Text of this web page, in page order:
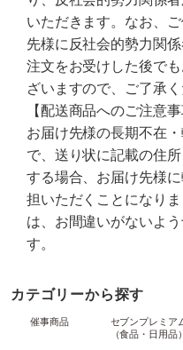
いただきます。なお、
先様に反社会的勢力関
注文をお受けした後で
ざいますので、ご了承く
【配送商品へのご注意事
お届け先様の長期不在
で、送り状に記載の住
する場合、お届け先様
担いただくことになり
は、お間違いがないよ
す。
カテゴリーから探す
催事商品
セブンプレミア
（食品・日用品）